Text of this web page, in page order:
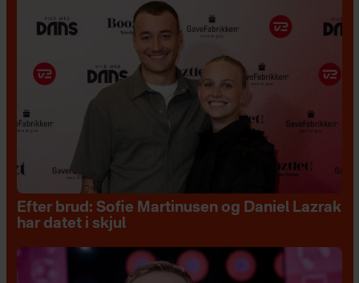
Efter brud: Sofie Martinusen og Daniel Lazrak
har datet i skjul